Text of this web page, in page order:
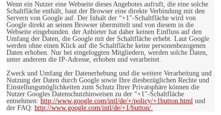
Wenn ein Nutzer eine Webseite dieses Angebotes aufruft, die eine solche
Schaltfläche enthält, baut der Browser eine direkte Verbindung mit den
Servern von Google auf. Der Inhalt der “+1″-Schaltfläche wird von
Google direkt an seinen Browser übermittelt und von diesem in die
Webseite eingebunden. der Anbieter hat daher keinen Einfluss auf den
Umfang der Daten, die Google mit der Schaltfläche erhebt. Laut Google
werden ohne einen Klick auf die Schaltfläche keine personenbezogenen
Daten erhoben. Nur bei eingeloggten Mitgliedern, werden solche Daten,
unter anderem die IP-Adresse, erhoben und verarbeitet.
Zweck und Umfang der Datenerhebung und die weitere Verarbeitung und
Nutzung der Daten durch Google sowie Ihre diesbezüglichen Rechte und
Einstellungsmöglichkeiten zum Schutz Ihrer Privatsphäre können die
Nutzer Googles Datenschutzhinweisen zu der “+1″-Schaltfläche
entnehmen: http://www.google.com/intl/de/+/policy/+1button.html und
der FAQ: http://www.google.com/intl/de/+1/button/.